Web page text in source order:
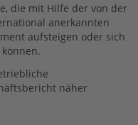
die mit Hilfe der von der
anerkannten
aufsteigen oder sich
näher